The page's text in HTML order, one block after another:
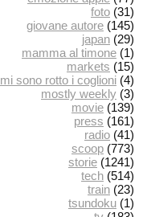
foto (31)
giovane autore (145)
japan (29)
mamma al timone (1)
markets (15)
mi sono rotto i coglioni (4)
mostly weekly (3)
movie (139)
press (161)
radio (41)
scoop (773)
storie (1241)
tech (514)
train (23)
tsundoku (1)